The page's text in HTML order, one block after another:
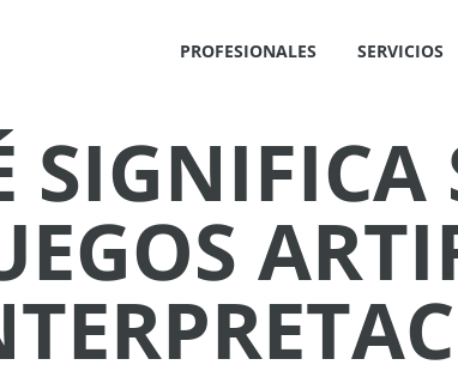
PROFESIONALES SERVICIOS
SIGNIFICA